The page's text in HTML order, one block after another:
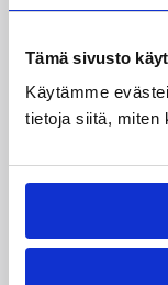
Tämä sivusto
Käytämme
tietoja siitä, miten